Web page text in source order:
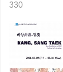
330